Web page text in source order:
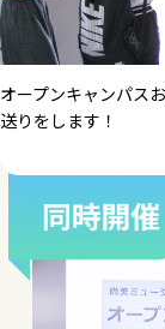
オープンキャンパス
送りをします！